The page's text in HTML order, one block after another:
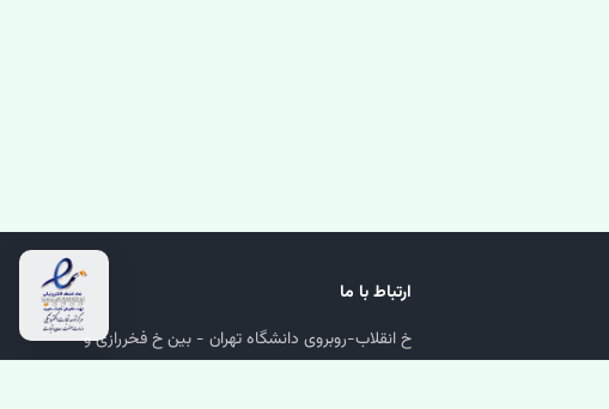
ارتباط با ما
خ انقلاب-روبروی دانشگاه تهران - بین خ فخررازی و